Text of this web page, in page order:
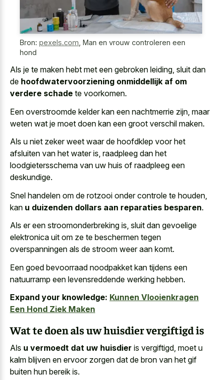
Bron: pexels.com Man en vrouw controleren een
hond
Als je te maken hebt met een gebroken leiding, sluit dan
de hoofdwatervoorziening onmiddellijk af om
verdere schade te voorkomen.
Een overstroomde kelder kan een nachtmerrie zijn, maar
weten wat je moet doen kan een groot verschil maken.
Als u niet zeker weet waar de hoofdklep voor het
afsluiten van het water is, raadpleeg dan het
loodgietersschema van uw huis of raadpleeg een
deskundige.
Snel handelen om de rotzooi onder controle te houden,
kan u duizenden dollars aan reparaties besparen.
Als er een stroomonderbreking is, sluit dan gevoelige
elektronica uit om ze te beschermen tegen
overspanningen als de stroom weer aan komt.
Een goed bevoorraad noodpakket kan tijdens een
natuurramp een levensreddende werking hebben.
Expand your knowledge: Kunnen Vlooienkragen
Een Hond Ziek Maken
Wat te doen als uw huisdier vergiftigd is
Als u vermoedt dat uw huisdier is vergiftigd, moet u
kalm blijven en ervoor zorgen dat de bron van het gif
buiten hun bereik is.